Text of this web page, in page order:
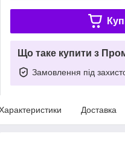
Що таке купити з
Замовлення під
Доставка